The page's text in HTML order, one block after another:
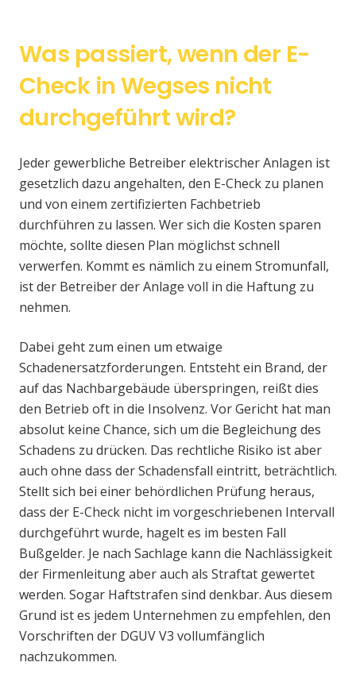
Was passiert, wenn der E-
Check in Wegses nicht
durchgeführt wird?
Jeder gewerbliche Betreiber elektrischer Anlagen ist
gesetzlich dazu angehalten, den E-Check zu planen
und von einem zertifizierten Fachbetrieb
durchführen zu lassen. Wer sich die Kosten sparen
möchte, sollte diesen Plan möglichst schnell
verwerfen. Kommt es nämlich zu einem Stromunfall,
ist der Betreiber der Anlage voll in die Haftung zu
nehmen.
Dabei geht zum einen um etwaige
Schadenersatzforderungen. Entsteht ein Brand, der
auf das Nachbargebäude überspringen, reißt dies
den Betrieb oft in die Insolvenz. Vor Gericht hat man
absolut keine Chance, sich um die Begleichung des
Schadens zu drücken. Das rechtliche Risiko ist aber
auch ohne dass der Schadensfall eintritt, beträchtlich.
Stellt sich bei einer behördlichen Prüfung heraus,
dass der E-Check nicht im vorgeschriebenen Intervall
durchgeführt wurde, hagelt es im besten Fall
Bußgelder. Je nach Sachlage kann die Nachlässigkeit
der Firmenleitung aber auch als Straftat gewertet
werden. Sogar Haftstrafen sind denkbar. Aus diesem
Grund ist es jedem Unternehmen zu empfehlen, den
Vorschriften der DGUV V3 vollumfänglich
nachzukommen.